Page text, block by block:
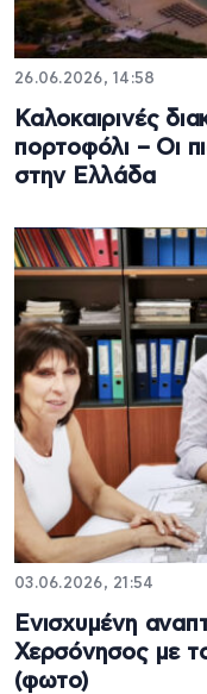
26.06.2026, 14:58
Καλοκαιρινές
πορτοφόλι – Οι
στην Ελλάδα
03.06.2026, 21:54
Ενισχυμένη
Χερσόνησος με
(φωτο)